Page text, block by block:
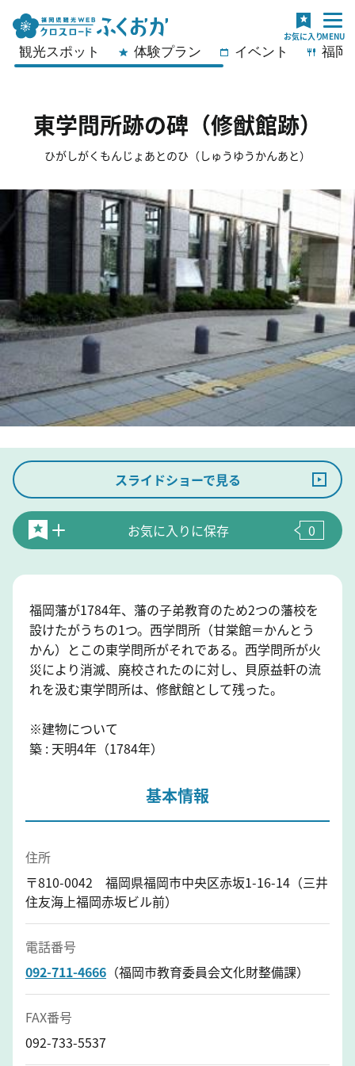
観光スポット 体験プラン イベント 福岡
東学問所跡の碑（修猷館跡）
ひがしがくもんじょあとのひ（しゅうゆうかんあと）
スライドショーで見る
お気に入りに保存 0
福岡藩が1784年、藩の子弟教育のため2つの藩校を
設けたがうちの1つ。西学問所（甘棠館＝かんとう
かん）とこの東学問所がそれである。西学問所が火
災により消滅、廃校されたのに対し、貝原益軒の流
れを汲む東学問所は、修猷館として残った。
※建物について
築 : 天明4年（1784年）
基本情報
住所
〒810-0042 福岡県福岡市中央区赤坂1-16-14（三井
住友海上福岡赤坂ビル前）
電話番号
092-711-4666 （福岡市教育委員会文化財整備課）
FAX番号
092-733-5537